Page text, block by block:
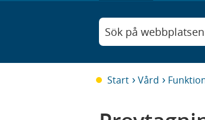
Sök på webbplatsen
Start Vård